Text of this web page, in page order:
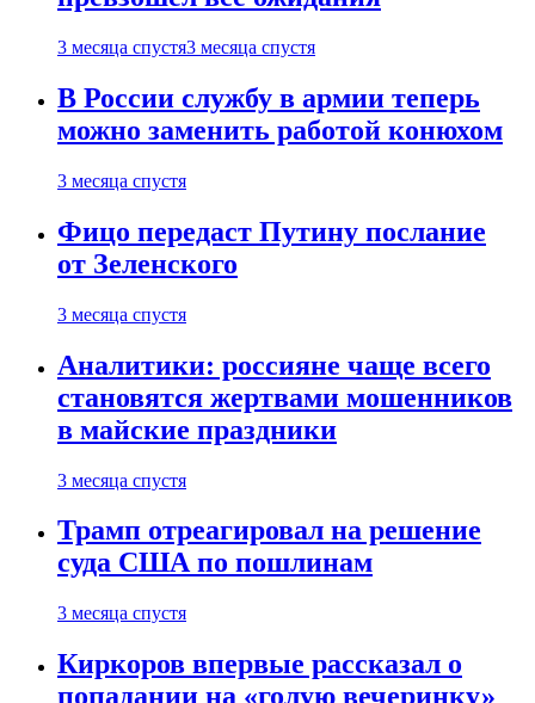
3 месяца спустя3 месяца спустя
В России службу в армии теперь
можно заменить работой конюхом
3 месяца спустя
Фицо передаст Путину послание
от Зеленского
3 месяца спустя
Аналитики: россияне чаще всего
становятся жертвами мошенников
в майские праздники
3 месяца спустя
Трамп отреагировал на решение
суда США по пошлинам
3 месяца спустя
Киркоров впервые рассказал о
попадании на «голую вечеринку»